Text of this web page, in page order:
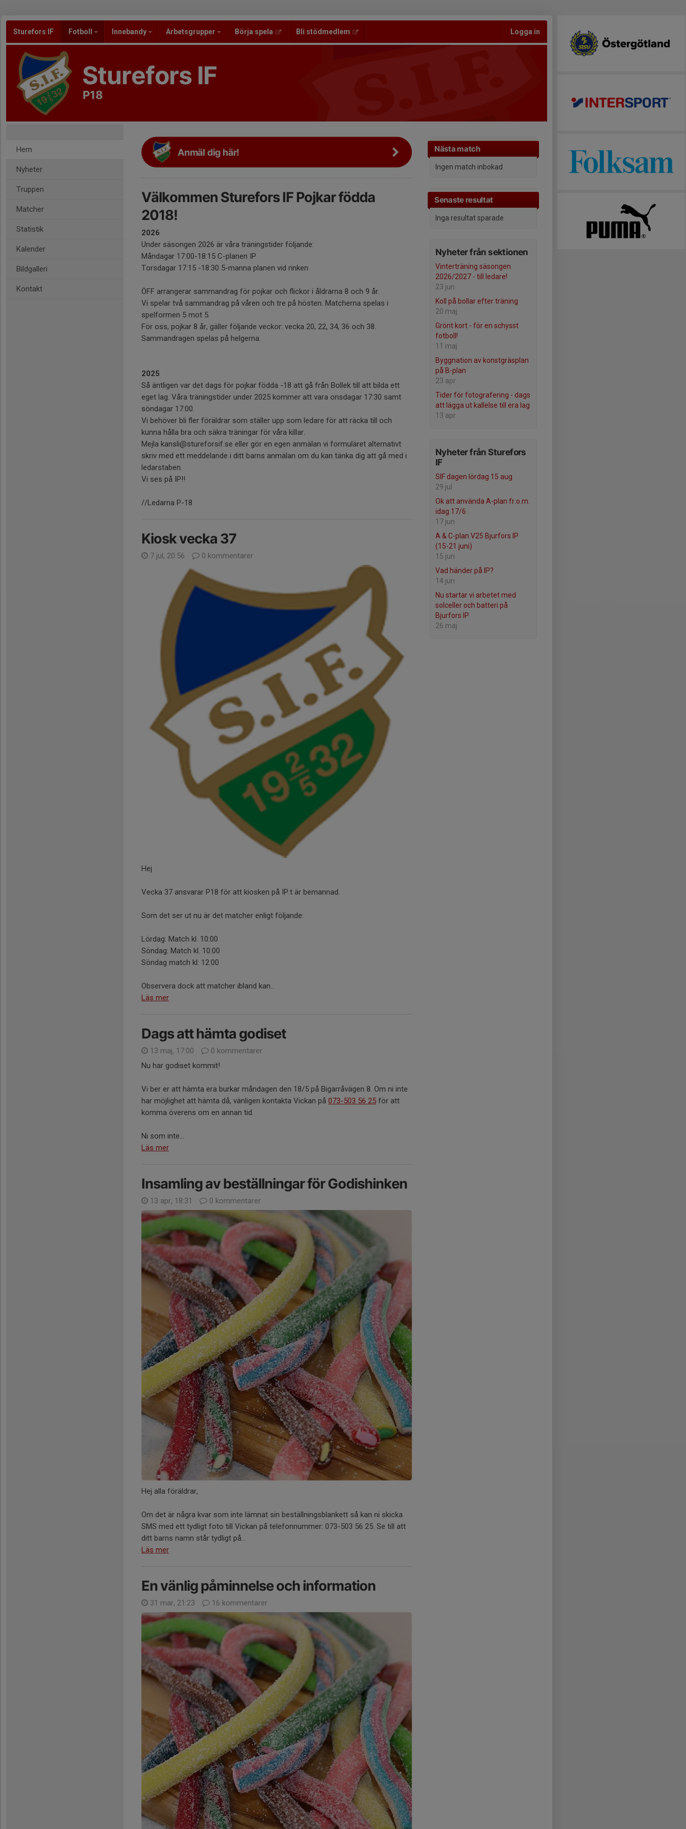
Sturefors IF Fotboll Innebandy Arbetsgrupper Börja spela Bli stödmedlem Logga in
Sturefors IF
P18
Hem
Nyheter
Truppen
Matcher
Statistik
Kalender
Bildgalleri
Kontakt
Nästa match
Ingen match inbokad
Senaste resultat
Inga resultat sparade
Nyheter från sektionen
Vinterträning säsongen
2026/2027 - till ledare!
23 jun
Koll på bollar efter träning
20 maj
Grönt kort - för en schysst
fotboll!
11 maj
Byggnation av konstgräsplan
på B-plan
23 apr
Tider för fotografering - dags
att lägga ut kallelse till era lag
13 apr
Nyheter från Sturefors
IF
SIF dagen lördag 15 aug
29 jul
Ok att använda A-plan fr.o.m.
idag 17/6
17 jun
A & C-plan V25 Bjurfors IP
(15-21 juni)
15 jun
Vad händer på IP?
14 jun
Nu startar vi arbetet med
solceller och batteri på
Bjurfors IP
26 maj
Anmäl dig här!
Välkommen Sturefors IF Pojkar födda
2018!
2026
Under säsongen 2026 är våra träningstider följande:
Måndagar 17:00-18:15 C-planen IP
Torsdagar 17:15 -18:30 5-manna planen vid rinken
ÖFF arrangerar sammandrag för pojkar och flickor i åldrarna 8 och 9 år.
Vi spelar två sammandrag på våren och tre på hösten. Matcherna spelas i
spelformen 5 mot 5.
För oss, pojkar 8 år, gäller följande veckor: vecka 20, 22, 34, 36 och 38.
Sammandragen spelas på helgerna.
2025
Så äntligen var det dags för pojkar födda -18 att gå från Bollek till att bilda ett
eget lag. Våra träningstider under 2025 kommer att vara onsdagar 17:30 samt
söndagar 17:00.
Vi behöver bli fler föräldrar som ställer upp som ledare för att räcka till och
kunna hålla bra och säkra träningar för våra killar.
Mejla kansli@stureforsif.se eller gör en egen anmälan vi formuläret alternativt
skriv med ett meddelande i ditt barns anmälan om du kan tänka dig att gå med i
ledarstaben.
Vi ses på IP!!
//Ledarna P-18
Kiosk vecka 37
7 jul, 20:56 0 kommentarer
Hej
Vecka 37 ansvarar P18 för att kiosken på IP.t är bemannad.
Som det ser ut nu är det matcher enligt följande:
Lördag: Match kl. 10:00
Söndag: Match kl. 10:00
Söndag match kl: 12:00
Observera dock att matcher ibland kan...
Läs mer
Dags att hämta godiset
13 maj, 17:00
0 kommentarer
Nu har godiset kommit!
Vi ber er att hämta era burkar måndagen den 18/5 på Bigarråvägen 8. Om ni inte
har möjlighet att hämta då, vänligen kontakta Vickan på 073-503 56 25 för att
komma överens om en annan tid.
Ni som inte...
Läs mer
Insamling av beställningar för Godishinken
13 apr, 18:31 0 kommentarer
Hej alla föräldrar,
Om det är några kvar som inte lämnat sin beställningsblankett så kan ni skicka
SMS med ett tydligt foto till Vickan på telefonnummer: 073-503 56 25. Se till att
ditt barns namn står tydligt på...
Läs mer
En vänlig påminnelse och information
31 mar, 21:23 16 kommentarer